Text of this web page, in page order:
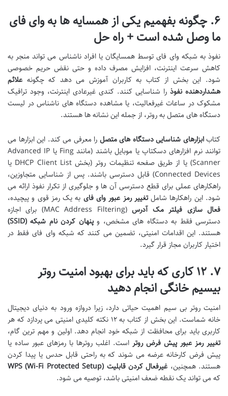
۶. چگونه بفهمیم یکی از همسایه ها به وای فای
ما وصل شده است + راه حل
نفوذ به شبکه وای فای توسط همسایگان یا افراد ناشناس می تواند منجر به
کاهش سرعت اینترنت، افزایش مصرف داده و حتی نقض حریم خصوصی
شود. این بخش از کتاب به کاربران آموزش می دهد که چگونه علائم
هشداردهنده نفوذ را شناسایی کنند. کندی غیرعادی اینترنت، وجود ترافیک
مشکوک در ساعات غیرفعالیت، یا مشاهده دستگاه های ناشناس در لیست
دستگاه های متصل به روتر، از جمله این نشانه ها هستند.
کتابابزارهای شناسایی دستگاه های متصل را معرفی می کند. این ابزارها می
توانند نرم افزارهای دسکتاپ یا موبایل باشند (مانند Fing یا Advanced IP
Scanner) یا از طریق صفحه تنظیمات روتر (بخش DHCP Client List یا
Connected Devices) قابل دسترسی باشند. پس از شناسایی متجاوزین،
راهکارهای عملی برای قطع دسترسی آن ها و جلوگیری از تکرار نفوذ ارائه می
شود. این راهکارها شاملتغییر رمز عبور وای فای به یک رمز قوی و پیچیده،
فعال سازی فیلتر مک آدرس
(MAC Address Filtering) برای اجازه
دسترسی فقط به دستگاه های مشخص، وپنهان کردن نام شبکه (SSID)
هستند. این اقدامات امنیتی، تضمین می کنند که شبکه وای فای فقط در
اختیار کاربران مجاز قرار گیرد.
۷. ۱۲ کاری که باید برای بهبود امنیت روتر
بیسیم خانگی انجام دهید
امنیت روتر بی سیم اهمیت حیاتی دارد، زیرا دروازه ورود به دنیای دیجیتال
خانه شماست. این بخش از کتاب به ۱۲ نکته کلیدی امنیتی می پردازد که هر
کاربری باید برای محافظت از شبکه خود انجام دهد. اولین و مهم ترین گام،
تغییر رمز عبور پیش فرض روتر است. اغلب روترها با رمزهای عبور ساده یا
پیش فرض کارخانه عرضه می شوند که به راحتی قابل حدس یا پیدا کردن
هستند. همچنین، غیرفعال کردن قابلیت WPS (Wi-Fi Protected Setup)
که می تواند یک نقطه ضعف امنیتی باشد، توصیه می شود.